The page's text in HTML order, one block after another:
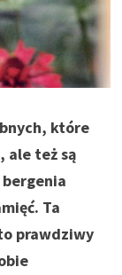
które
ale też są
Ta
prawdziwy